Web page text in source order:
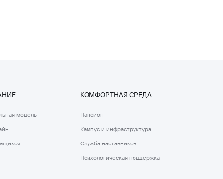
модель
КОМФОРТНАЯ СРЕДА
Пансион
Кампус и инфраструктура
Служба наставников
Психологическая поддержка